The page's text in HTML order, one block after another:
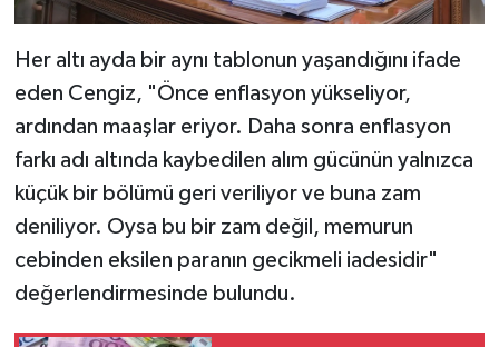
Her altı ayda bir aynı tablonun yaşandığını ifade
eden Cengiz, "Önce enflasyon yükseliyor,
ardından maaşlar eriyor. Daha sonra enflasyon
farkı adı altında kaybedilen alım gücünün yalnızca
küçük bir bölümü geri veriliyor ve buna zam
deniliyor. Oysa bu bir zam değil, memurun
cebinden eksilen paranın gecikmeli iadesidir"
değerlendirmesinde bulundu.